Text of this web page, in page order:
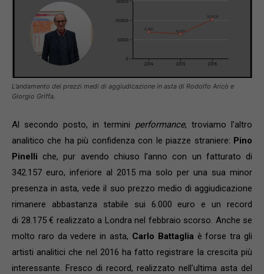
L’andamento dei prezzi medi di aggiudicazione in asta di Rodolfo Aricò e
Giorgio Griffa.
Al secondo posto, in termini performance, troviamo l’altro
analitico che ha più confidenza con le piazze straniere: Pino
Pinelli che, pur avendo chiuso l’anno con un fatturato di
342.157 euro, inferiore al 2015 ma solo per una sua minor
presenza in asta, vede il suo prezzo medio di aggiudicazione
rimanere abbastanza stabile sui 6.000 euro e un record
di 28.175 € realizzato a Londra nel febbraio scorso. Anche se
molto raro da vedere in asta, Carlo Battagliaè forse tra gli
artisti analitici che nel 2016 ha fatto registrare la crescita più
interessante. Fresco di record, realizzato nell’ultima asta del